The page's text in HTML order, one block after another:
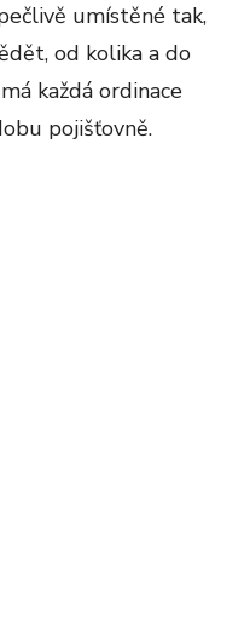
umístěné tak,
od kolika a do
každá ordinace
pojišťovně.